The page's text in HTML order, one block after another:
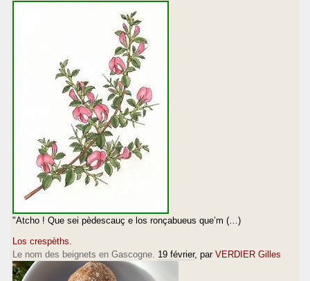
"Atcho ! Que sei pèdescauç e los ronçabueus que’m (…)
Los crespèths.
Le nom des beignets en Gascogne. 19 février, par VERDIER Gilles